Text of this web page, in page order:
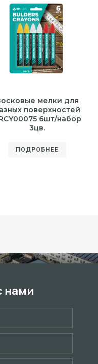
мелки для
поверхностей
6шт/набор
3цв.
ПОДРОБНЕЕ
нами